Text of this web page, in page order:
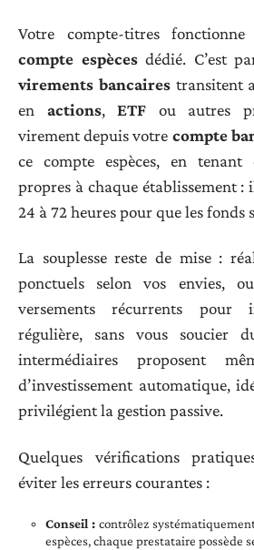
Votre compte-titres
compte espècesdédié. C’est
virements bancairestransitent
en actions,ETF ou autres
virement depuis votre compte
ce compte espèces, en tenant
propres à chaque établissement
24 à 72 heures pour que les fonds
La souplesse reste de mise :
ponctuels selon vos envies,
versements récurrents pour
régulière, sans vous soucier
intermédiaires proposent
d’investissement automatique,
privilégient la gestion passive.
Quelques vérifications
éviter les erreurs courantes :
Conseil :contrôlez
espèces, chaque prestataire possède